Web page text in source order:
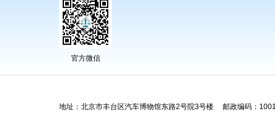
官方微信
地址：北京市丰台区汽车博物馆东路2号院3号楼 邮政编码：